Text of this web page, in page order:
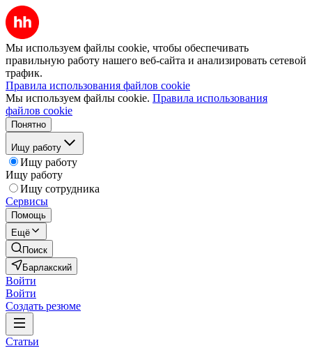
Мы используем файлы cookie, чтобы обеспечивать
правильную работу нашего веб-сайта и анализировать сетевой
трафик.
Правила использования файлов cookie
Мы используем файлы cookie. Правила использования
файлов cookie
Понятно
Ищу работу
Ищу работу
Ищу работу
Ищу сотрудника
Сервисы
Помощь
Ещё
Поиск
Барлакский
Войти
Войти
Создать резюме
Статьи